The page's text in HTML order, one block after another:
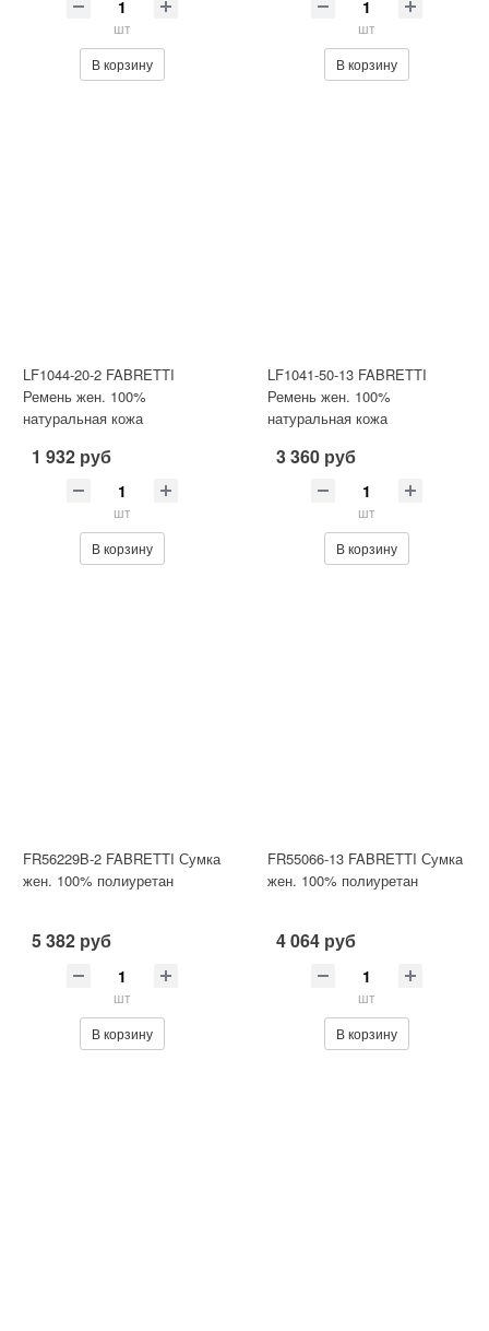
шт
В корзину
шт
В корзину
LF1044-20-2 FABRETTI
Ремень жен. 100%
натуральная кожа
1 932 руб
шт
В корзину
LF1041-50-13 FABRETTI
Ремень жен. 100%
натуральная кожа
3 360 руб
шт
В корзину
FR56229B-2 FABRETTI Сумка
жен. 100% полиуретан
5 382 руб
шт
В корзину
FR55066-13 FABRETTI Сумка
жен. 100% полиуретан
4 064 руб
шт
В корзину